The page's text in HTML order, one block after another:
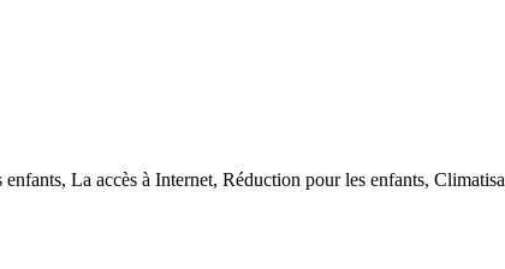
La accès à Internet, Réduction pour les enfants,